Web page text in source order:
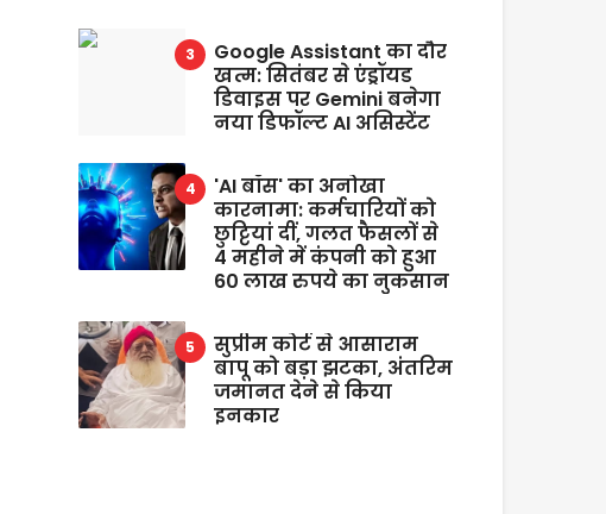
Google Assistant का दौर
खत्म: सितंबर से एंड्रॉयड
डिवाइस पर Gemini बनेगा
नया डिफॉल्ट AI असिस्टेंट
'AI बॉस' का अनोखा
कारनामा: कर्मचारियों को
छुट्टियां दीं, गलत फैसलों से
4 महीने में कंपनी को हुआ
60 लाख रुपये का नुकसान
सुप्रीम कोर्ट से आसाराम
बापू को बड़ा झटका, अंतरिम
जमानत देने से किया
इनकार